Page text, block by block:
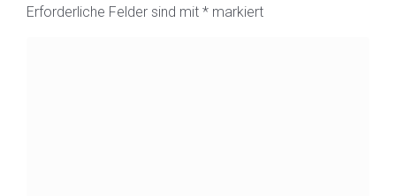
Erforderliche Felder sind mit * markiert